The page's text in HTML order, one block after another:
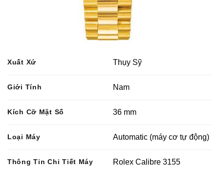
Xuất Xứ Thụy Sỹ
Giới Tính Nam
Kích Cỡ Mặt Số 36 mm
Loại Máy Automatic (máy cơ tự động)
Thông Tin Chi Tiết Máy Rolex Calibre 3155